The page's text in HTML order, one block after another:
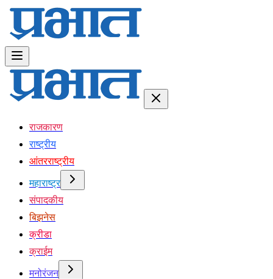
राजकारण
राष्ट्रीय
आंतरराष्ट्रीय
महाराष्ट्र
संपादकीय
बिझनेस
क्रीडा
क्राईम
मनोरंजन